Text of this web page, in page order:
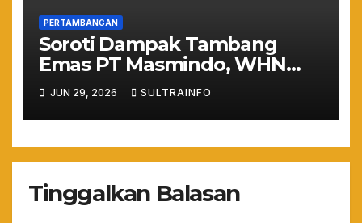
PERTAMBANGAN
​Soroti Dampak Tambang
Emas PT Masmindo, WHN
Bakal Surati Presiden
Prabowo Terkait Kondisi
Luwu
JUN 29, 2026 SULTRAINFO
Tinggalkan Balasan